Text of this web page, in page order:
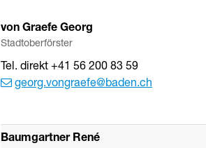
von Graefe Georg
Stadtoberförster
Tel. direkt +41 56 200 83 59
georg.vongraefe@baden.ch
Baumgartner René